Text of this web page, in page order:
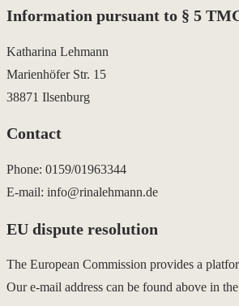
Information pursuant to § 5
Katharina Lehmann
Marienhöfer Str. 15
38871 Ilsenburg
Contact
Phone: 0159/01963344
E-mail: info@rinalehmann.de
EU dispute resolution
The European Commission provides a
Our e-mail address can be found above in